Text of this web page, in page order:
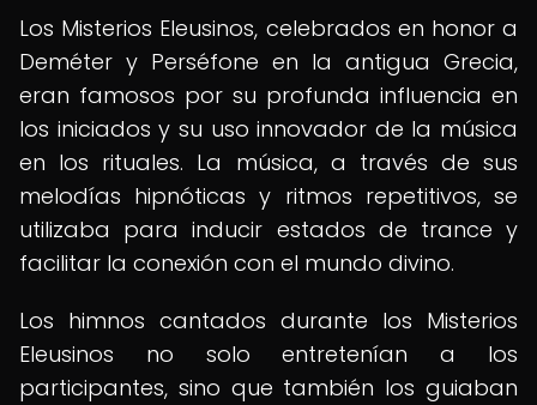
Los Misterios Eleusinos, celebrados en honor a
Deméter y Perséfone en la antigua Grecia,
eran famosos por su profunda influencia en
los iniciados y su uso innovador de la música
en los rituales. La música, a través de sus
melodías hipnóticas y ritmos repetitivos, se
utilizaba para inducir estados de trance y
facilitar la conexión con el mundo divino.
Los himnos cantados durante los Misterios
Eleusinos no solo entretenían a los
participantes, sino que también los guiaban